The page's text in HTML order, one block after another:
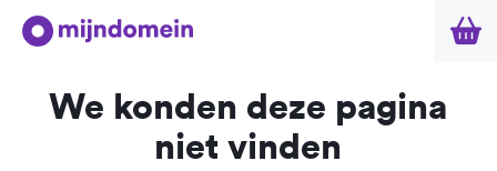
We konden deze pagina
niet vinden